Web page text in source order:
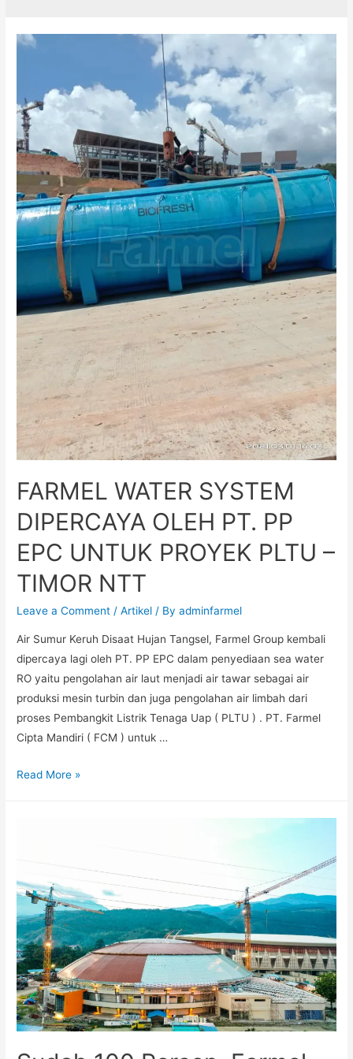
FARMEL WATER SYSTEM
DIPERCAYA OLEH PT. PP
EPC UNTUK PROYEK PLTU –
TIMOR NTT
Leave a Comment /Artikel / Byadminfarmel
Air Sumur Keruh Disaat Hujan Tangsel, Farmel Group kembali
dipercaya lagi oleh PT. PP EPC dalam penyediaan sea water
RO yaitu pengolahan air laut menjadi air tawar sebagai air
produksi mesin turbin dan juga pengolahan air limbah dari
proses Pembangkit Listrik Tenaga Uap ( PLTU ) . PT. Farmel
Cipta Mandiri ( FCM ) untuk …
Read More »